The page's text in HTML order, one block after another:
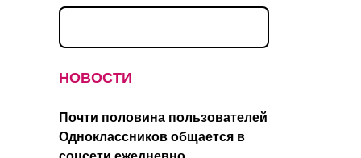
НОВОСТИ
Почти половина пользователей
Одноклассников общается в